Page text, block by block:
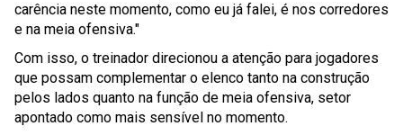
carência neste momento, como eu já falei, é nos corredores
e na meia ofensiva."
Com isso, o treinador direcionou a atenção para jogadores
que possam complementar o elenco tanto na construção
pelos lados quanto na função de meia ofensiva, setor
apontado como mais sensível no momento.